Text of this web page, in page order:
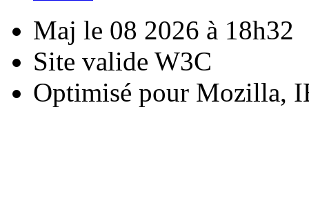
Maj le 08 2026 à 18h32
Site valide W3C
Optimisé pour Mozilla,